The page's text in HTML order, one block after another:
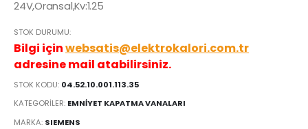
24V,Oransal,Kv:1.25
STOK DURUMU:
Bilgi içinwebsatis@elektrokalori.com.tr
adresine mail atabilirsiniz.
STOK KODU: 04.52.10.001.113.35
KATEGORILER: EMNİYET KAPATMA VANALARI
MARKA: SIEMENS